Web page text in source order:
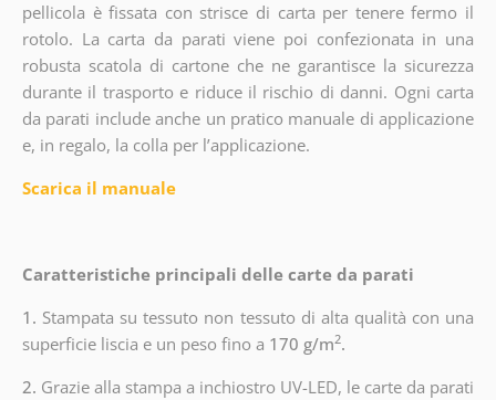
pellicola è fissata con strisce di carta per tenere fermo il
rotolo. La carta da parati viene poi confezionata in una
robusta scatola di cartone che ne garantisce la sicurezza
durante il trasporto e riduce il rischio di danni. Ogni carta
da parati include anche un pratico manuale di applicazione
e, in regalo, la colla per l’applicazione.
Scarica il manuale
Caratteristiche principali delle carte da parati
1. Stampata su tessuto non tessuto di alta qualità con una
superficie liscia e un peso fino a 170 g/m2.
2. Grazie alla stampa a inchiostro UV-LED, le carte da parati